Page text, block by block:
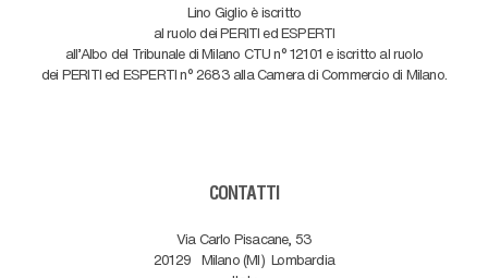
Lino Giglio è iscritto
al ruolo dei PERITI ed ESPERTI
all'Albo del Tribunale di Milano CTU n° 12101 e iscritto al ruolo
dei PERITI ed ESPERTI n° 2683 alla Camera di Commercio di Milano.
CONTATTI
Via Carlo Pisacane, 53
20129 Milano (MI) Lombardia